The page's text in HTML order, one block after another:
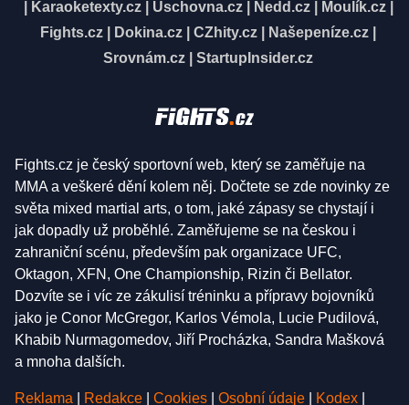
Karaoketexty.cz| Úschovna.cz| Nedd.cz| Moulík.cz|
Fights.cz
Dokina.cz CZhity.cz Našepeníze.cz
Srovnám.cz
StartupInsider.cz
Fights.cz je český sportovní web, který se zaměřuje na
MMA a veškeré dění kolem něj. Dočtete se zde novinky ze
světa mixed martial arts, o tom, jaké zápasy se chystají i
jak dopadly už proběhlé. Zaměřujeme se na českou i
zahraniční scénu, především pak organizace UFC,
Oktagon, XFN, One Championship, Rizin či Bellator.
Dozvíte se i víc ze zákulisí tréninku a přípravy bojovníků
jako je Conor McGregor, Karlos Vémola, Lucie Pudilová,
Khabib Nurmagomedov, Jiří Procházka, Sandra Mašková
a mnoha dalších.
Reklama Redakce Cookies Osobní údaje Kodex